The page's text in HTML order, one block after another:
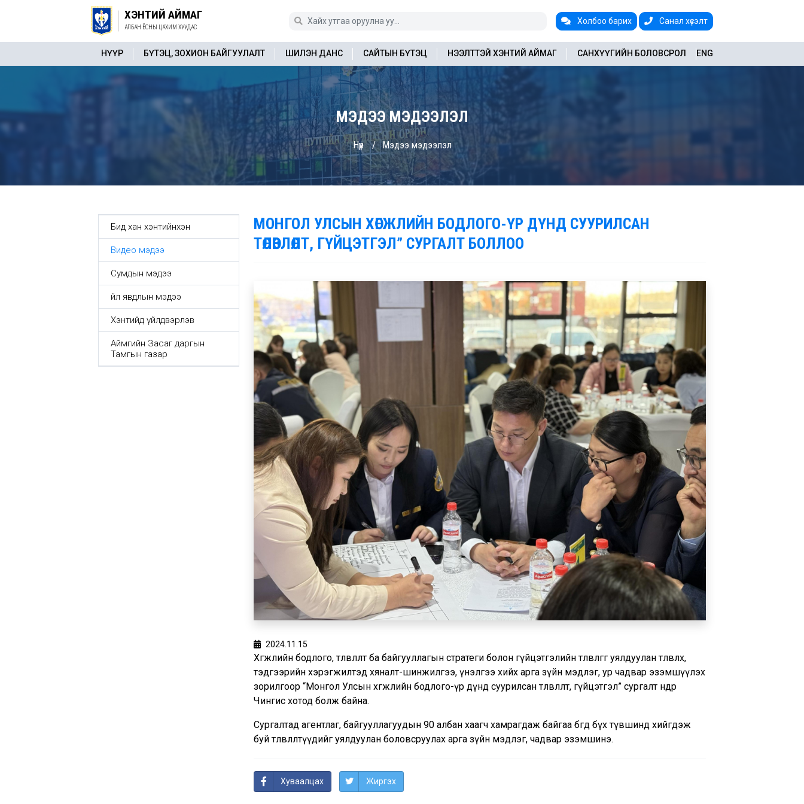
Холбоо барих Санал хүсэлт
ХЭНТИЙ АЙМАГ
АЛБАН ЁСНЫ ЦАХИМ ХУУДАС
ENG
НҮҮР БҮТЭЦ, ЗОХИОН БАЙГУУЛАЛТ ШИЛЭН ДАНС САЙТЫН БҮТЭЦ НЭЭЛТТЭЙ ХЭНТИЙ АЙМАГ САНХҮҮГИЙН БОЛОВСРОЛ
МЭДЭЭ МЭДЭЭЛЭЛ
Нүүр Мэдээ мэдээлэл
Бид хан хэнтийнхэн
Видео мэдээ
Сумдын мэдээ
Үйл явдлын мэдээ
Хэнтийд үйлдвэрлэв
Аймгийн Засаг даргын
Тамгын газар
МОНГОЛ УЛСЫН ХӨГЖЛИЙН БОДЛОГО-ҮР ДҮНД СУУРИЛСАН
ТӨЛӨВЛӨЛТ, ГҮЙЦЭТГЭЛ” СУРГАЛТ БОЛЛОО
2024.11.15
Хөгжлийн бодлого, төлөвлөлт ба байгууллагын стратеги болон гүйцэтгэлийн төлөвлөгөөг уялдуулан төлөвлөх,
тэдгээрийн хэрэгжилтэд хяналт-шинжилгээ, үнэлгээ хийх арга зүйн мэдлэг, ур чадвар эзэмшүүлэх
зорилгоор “Монгол Улсын хөгжлийн бодлого-үр дүнд суурилсан төлөвлөлт, гүйцэтгэл” сургалт өнөөдөр
Чингис хотод болж байна.
Сургалтад агентлаг, байгууллагуудын 90 албан хаагч хамрагдаж байгаа бөгөөд бүх түвшинд хийгдэж
буй төлөвлөлтүүдийг уялдуулан боловсруулах арга зүйн мэдлэг, чадвар эзэмшинэ.
Хуваалцах Жиргэх